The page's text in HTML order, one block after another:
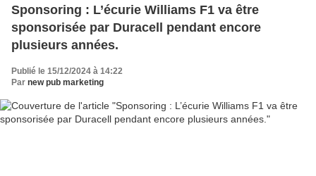
Sponsoring : L’écurie Williams F1 va être
sponsorisée par Duracell pendant encore
plusieurs années.
Publié le 15/12/2024 à 14:22
Par new pub marketing